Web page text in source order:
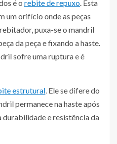
é o rebite de repuxo. Esta
um orifício onde as peças
puxa-se o mandril
da peça e fixando a haste.
sofre uma ruptura e é
estrutural. Ele se difere do
permanece na haste após
durabilidade e resistência da